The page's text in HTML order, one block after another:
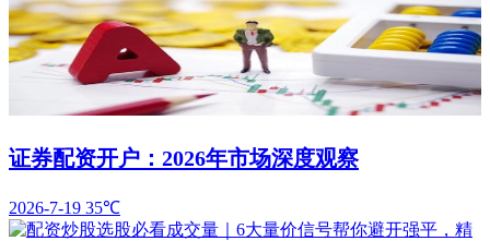
证券配资开户：2026年市场深度观察
2026-7-19 35℃